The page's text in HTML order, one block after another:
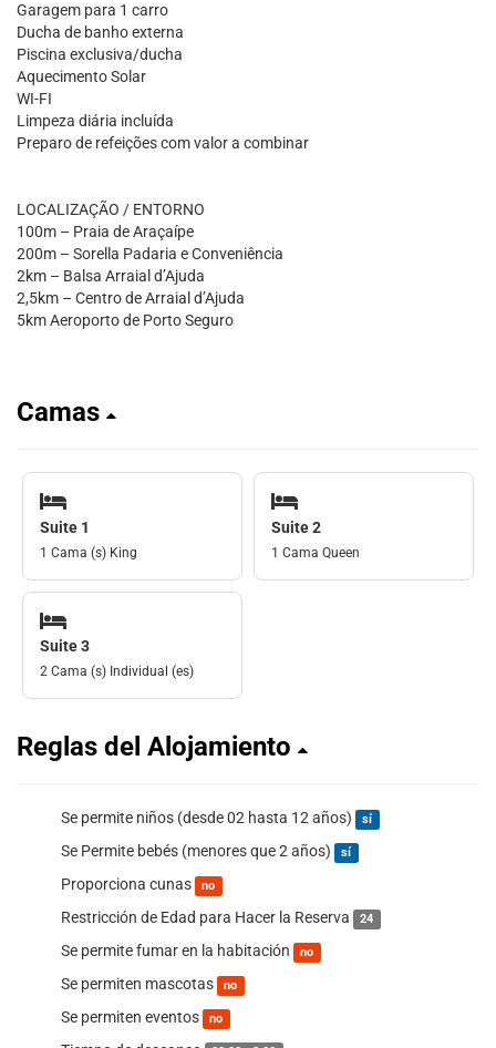
Garagem para 1 carro
Ducha de banho externa
Piscina exclusiva/ducha
Aquecimento Solar
WI-FI
Limpeza diária incluída
Preparo de refeições com valor a combinar
LOCALIZAÇÃO / ENTORNO
100m – Praia de Araçaípe
200m – Sorella Padaria e Conveniência
2km – Balsa Arraial d’Ajuda
2,5km – Centro de Arraial d’Ajuda
5km Aeroporto de Porto Seguro
Camas
Suite 1
1 Cama (s) King
Suite 2
1 Cama Queen
Suite 3
2 Cama (s) Individual (es)
Reglas del Alojamiento
Se permite niños (desde 02 hasta 12 años) sí
Se Permite bebés (menores que 2 años) sí
Proporciona cunas no
Restricción de Edad para Hacer la Reserva 24
Se permite fumar en la habitación no
Se permiten mascotas no
Se permiten eventos no